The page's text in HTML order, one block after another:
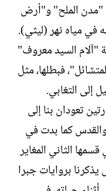
"مدن الملح" و"أرض
في مياه نهر (ليثي).
"آلام السيد معروف"
فبطلها، مثل
إلى التغابي.
تعودان بنا إلى
بغداد في 60 ق 20، والقدس كما بدت في
الثاني المغاير
يذكرنا بروايات جبرا